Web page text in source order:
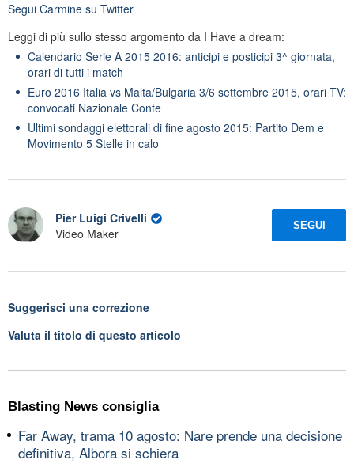
Segui Carmine su Twitter
Leggi di più sullo stesso argomento da I Have a dream:
Calendario Serie A 2015 2016: anticipi e posticipi 3^ giornata,
orari di tutti i match
Euro 2016 Italia vs Malta/Bulgaria 3/6 settembre 2015, orari TV:
convocati Nazionale Conte
Ultimi sondaggi elettorali di fine agosto 2015: Partito Dem e
Movimento 5 Stelle in calo
Pier Luigi Crivelli
Video Maker
SEGUI
Suggerisci una correzione
Valuta il titolo di questo articolo
Blasting News consiglia
Far Away, trama 10 agosto: Nare prende una decisione
definitiva, Albora si schiera